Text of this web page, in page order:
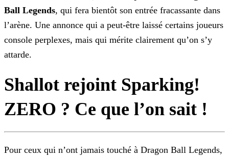
Ball Legends, qui fera bientôt son entrée fracassante dans
l’arène. Une annonce qui a peut-être laissé certains joueurs
console perplexes, mais qui mérite clairement qu’on s’y
attarde.
Shallot rejoint Sparking!
ZERO ? Ce que l’on sait !
Pour ceux qui n’ont jamais touché à Dragon Ball Legends,